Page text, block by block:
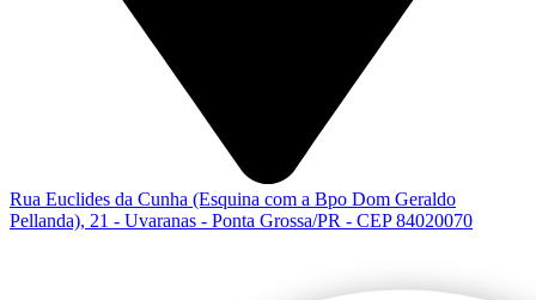
Rua Euclides da Cunha (Esquina com a Bpo Dom Geraldo
Pellanda), 21 - Uvaranas - Ponta Grossa/PR - CEP 84020070